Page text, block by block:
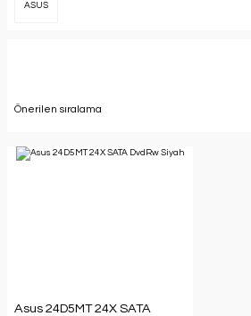
ASUS
Asus 24D5MT 24X SATA